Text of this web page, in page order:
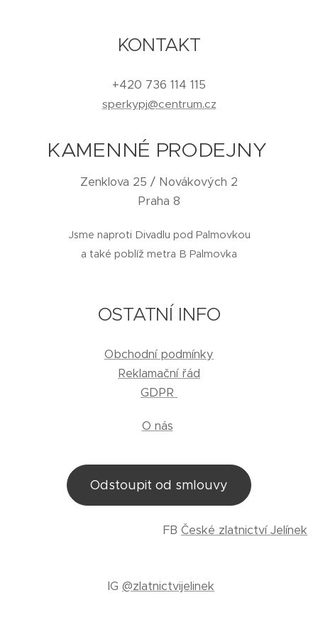
KONTAKT
+420 736 114 115
sperkypj@centrum.cz
KAMENNÉ PRODEJNY
Zenklova 25 / Novákových 2
Praha 8
Jsme naproti Divadlu pod Palmovkou
a také poblíž metra B Palmovka
OSTATNÍ INFO
Obchodní podmínky
Reklamační řád
GDPR
O nás
Odstoupit od smlouvy
FB České zlatnictví Jelínek
IG @zlatnictvijelinek